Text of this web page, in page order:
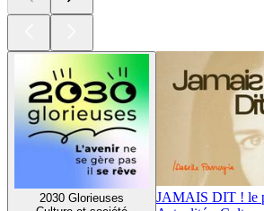
2030 Glorieuses
JAMAIS DIT ! le